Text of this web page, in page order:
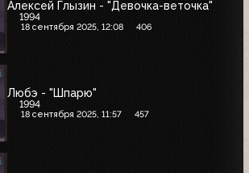
Алексей Глызин - "Девочка-веточка"
1994
18 сентября 2025, 12:08 406
Любэ - "Шпарю"
1994
18 сентября 2025, 11:57 457